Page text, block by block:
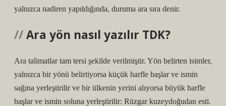
yalnızca nadiren yapıldığında, duruma ara sıra denir.
Ara yön nasıl yazılır TDK?
Ara talimatlar tam tersi şekilde verilmiştir. Yön belirten isimler,
yalnızca bir yönü belirtiyorsa küçük harfle başlar ve ismin
sağına yerleştirilir ve bir ülkenin yerini alıyorsa büyük harfle
başlar ve ismin soluna yerleştirilir: Rüzgar kuzeydoğudan esti.